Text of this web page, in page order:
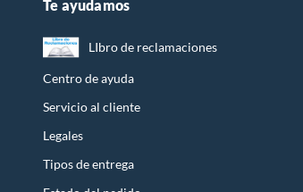
Te ayudamos
LIbro de reclamaciones
Centro de ayuda
Servicio al cliente
Legales
Tipos de entrega